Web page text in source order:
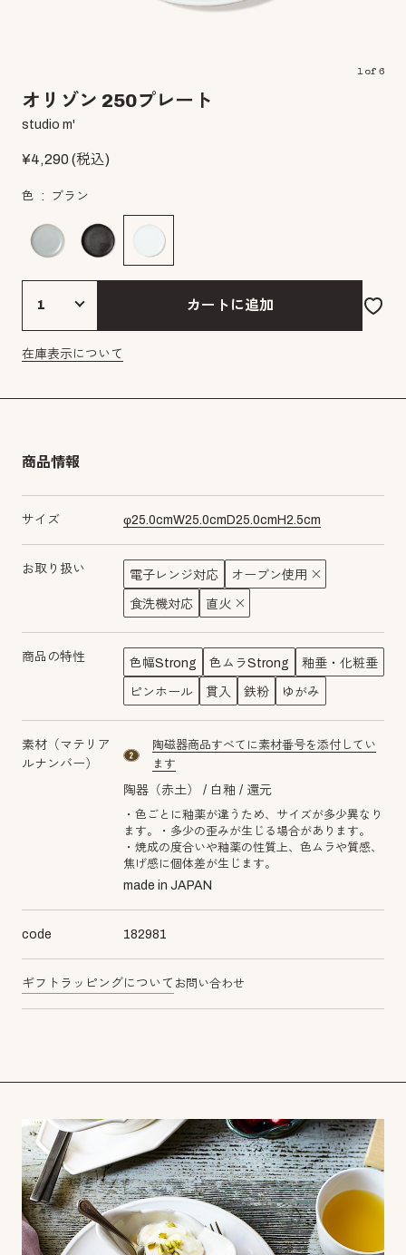
1of 6
オリゾン 250プレート
studio m'
¥4,290(税込)
色 ブラン
カートに追加
在庫表示について
商品情報
サイズ φ25.0cmW25.0cm D25.0cm H2.5cm
お取り扱い 電子レンジ対応 オーブン使用
食洗機対応 直火
商品の特性 色幅Strong 色ムラStrong 釉垂・化粧垂
ピンホール 貫入 鉄粉 ゆがみ
素材（マテリア
ルナンバー）
material number2
陶磁器商品すべてに素材番号を添付してい
ます
陶器（赤土） 白釉 還元
・色ごとに釉薬が違うため、サイズが多少異なり
ます。・多少の歪みが生じる場合があります。
・焼成の度合いや釉薬の性質上、色ムラや質感、
焦げ感に個体差が生じます。
made in JAPAN
code 182981
ギフトラッピングについて お問い合わせ